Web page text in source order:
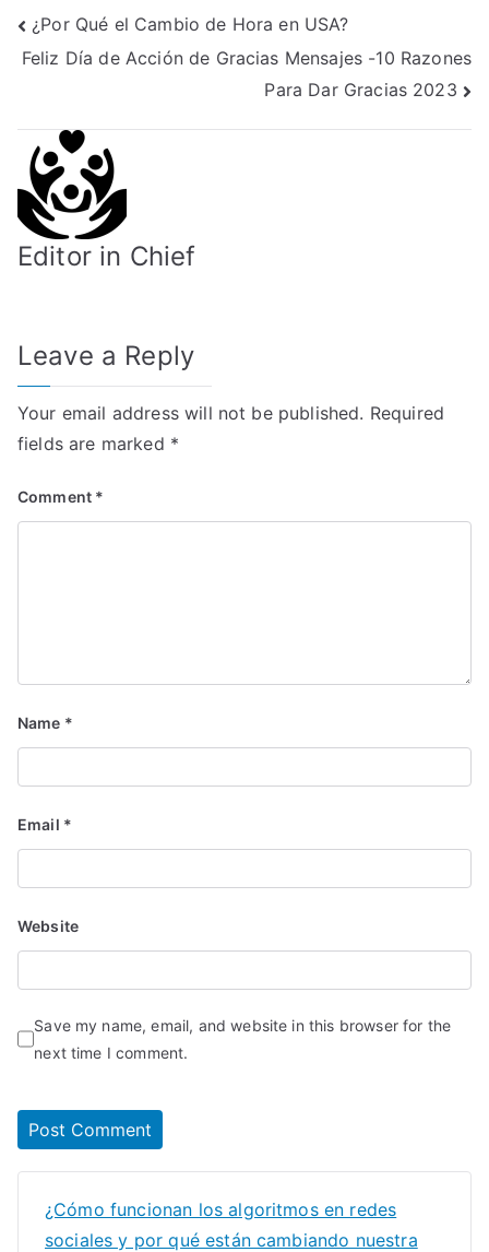
Post
navigation
¿Por Qué el Cambio de Hora en USA?
Feliz Día de Acción de Gracias Mensajes -10 Razones
Para Dar Gracias 2023
Editor in Chief
Leave a Reply
Your email address will not be published. Required
fields are marked *
Comment *
Name *
Email *
Website
Save my name, email, and website in this browser for the
next time I comment.
¿Cómo funcionan los algoritmos en redes
sociales y por qué están cambiando nuestra